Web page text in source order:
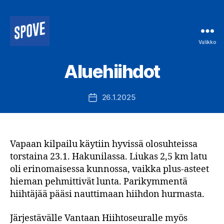
Valikko
Aluehiihdot
Julkaisupäivämäärä
26.1.2025
Vapaan kilpailu käytiin hyvissä olosuhteissa
torstaina 23.1. Hakunilassa. Liukas 2,5 km latu
oli erinomaisessa kunnossa, vaikka plus-asteet
hieman pehmittivät lunta. Parikymmentä
hiihtäjää pääsi nauttimaan hiihdon hurmasta.
Järjestävälle Vantaan Hiihtoseuralle myös